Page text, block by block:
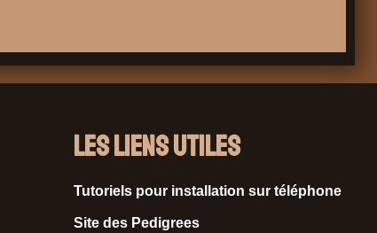
Les liens utiles
Tutoriels pour installation sur téléphone
Site des Pedigrees